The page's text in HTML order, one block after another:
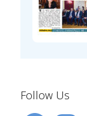
Follow Us